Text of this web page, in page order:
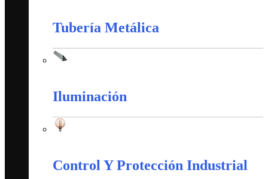
Tubería Metálica
Iluminación
Control Y Protección Industrial